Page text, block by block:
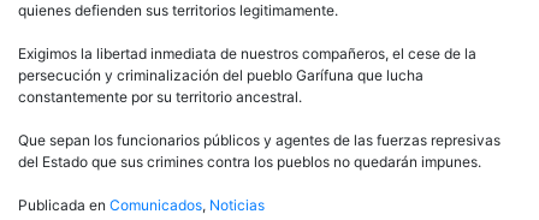
quienes defienden sus territorios legitimamente.
Exigimos la libertad inmediata de nuestros compañeros, el cese de la
persecución y criminalización del pueblo Garífuna que lucha
constantemente por su territorio ancestral.
Que sepan los funcionarios públicos y agentes de las fuerzas represivas
del Estado que sus crimines contra los pueblos no quedarán impunes.
Publicada en Comunicados, Noticias